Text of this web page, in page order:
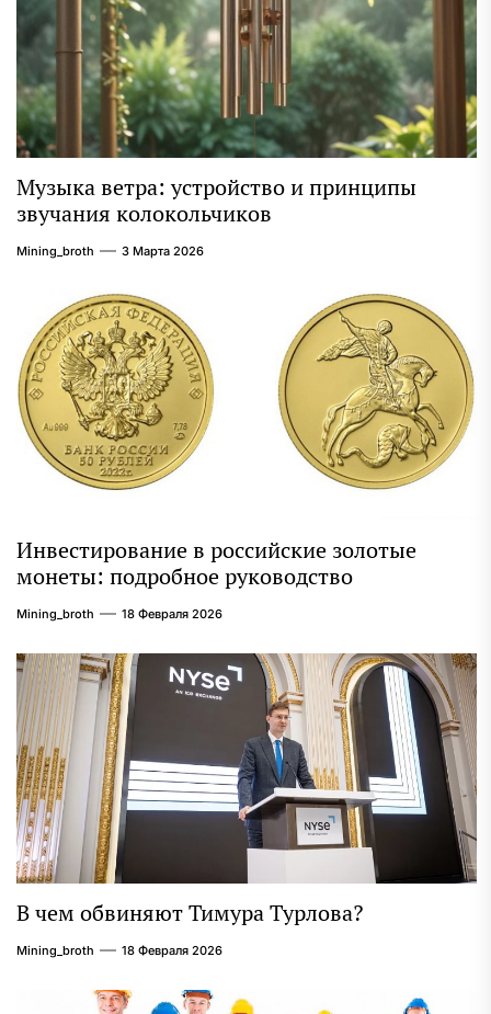
Музыка ветра: устройство и принципы
звучания колокольчиков
Mining_broth 3 Марта 2026
Инвестирование в российские золотые
монеты: подробное руководство
Mining_broth 18 Февраля 2026
В чем обвиняют Тимура Турлова?
Mining_broth 18 Февраля 2026